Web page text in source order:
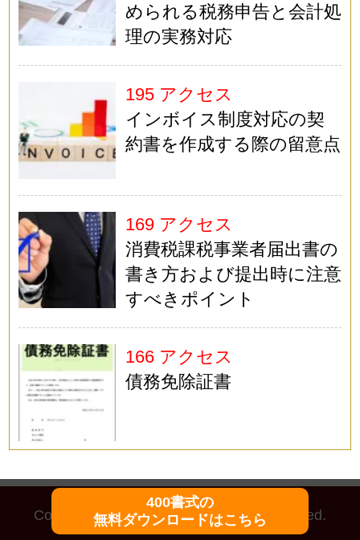
められる税務申告と会計処
理の実務対応
195 アクセス
インボイス制度対応の契
約書を作成する際の留意点
169 アクセス
消費税課税事業者届出書の
書き方および提出時に注意
すべきポイント
166 アクセス
債務免除証書
Copyright (C) マイ法務 All Rights Reserved.
400書式の
無料ダウンロードはこちら